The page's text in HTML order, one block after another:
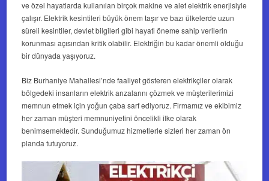
ve özel hayatlarda kullanılan birçok makine ve alet elektrik enerjisiyle
çalışır. Elektrik kesintileri büyük önem taşır ve bazı ülkelerde uzun
süreli kesintiler, devlet bilgileri gibi hayati öneme sahip verilerin
korunması açısından kritik olabilir. Elektriğin bu kadar önemli olduğu
bir dünyada yaşıyoruz.
Biz Burhaniye Mahallesi’nde faaliyet gösteren elektrikçiler olarak
bölgedeki insanların elektrik arızalarını çözmek ve müşterilerimizi
memnun etmek için yoğun çaba sarf ediyoruz. Firmamız ve ekibimiz
her zaman müşteri memnuniyetini öncelikli ilke olarak
benimsemektedir. Sunduğumuz hizmetlerle sizleri her zaman ön
planda tutuyoruz.